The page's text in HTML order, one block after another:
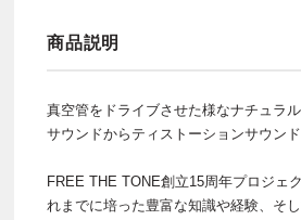
商品説明
真空管をドライブさせた様なナチュラ
サウンドからティストーションサウン
FREE THE TONE創立15周年プロジェ
れまでに培った豊富な知識や経験、そ